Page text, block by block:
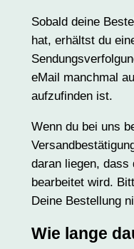
Sobald deine
hat, erhältst du
eMail manchmal
aufzufinden ist.
Wenn du bei uns
daran liegen, dass
bearbeitet wird.
Deine Bestellung
Wie lange